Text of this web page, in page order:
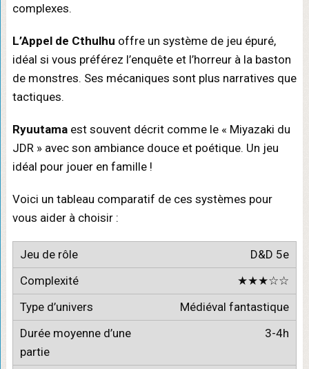
complexes.
L’Appel de Cthulhu offre un système de jeu épuré,
idéal si vous préférez l’enquête et l’horreur à la baston
de monstres. Ses mécaniques sont plus narratives que
tactiques.
Ryuutamaest souvent décrit comme le « Miyazaki du
JDR » avec son ambiance douce et poétique. Un jeu
idéal pour jouer en famille !
Voici un tableau comparatif de ces systèmes pour
vous aider à choisir :
D&D 5e
★★★☆☆
Médiéval fantastique
3-4h